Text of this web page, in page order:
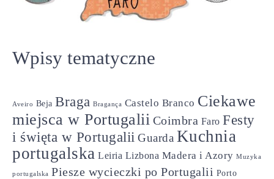
Wpisy tematyczne
Aveiro Beja Braga Bragança Castelo Branco Ciekawe
miejsca w Portugalii Coimbra Faro Festy
i święta w Portugalii Guarda Kuchnia
portugalska Leiria Lizbona Madera i Azory Muzyka
portugalska Piesze wycieczki po Portugalii Porto